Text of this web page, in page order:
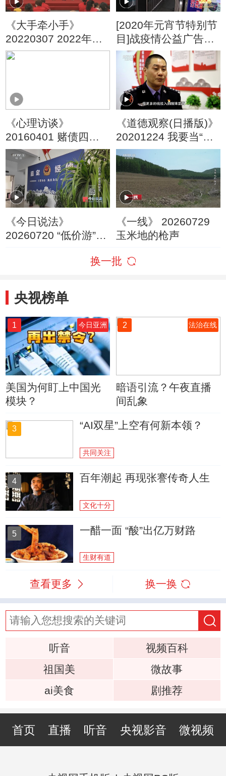
《大手牵小手》
20220307 2022年全
国“爱耳日”特别节目
[2020年元宵节特别节
目]战疫情公益广告
（一）
《心理访谈》
20160401 赌债四百
万
《道德观察(日播版)》
20201224 我要当“赌
王”
《今日说法》
20260720 “低价游”的
《一线》 20260729
玉米地的枪声
换一批
央视榜单
1 今日亚洲
美国为何盯上中国光
模块？
2 法治在线
暗语引流？午夜直播
间乱象
3 “AI双星”上空有何新本领？
共同关注
4 百年潮起 再现张謇传奇人生
文化十分
5 一醋一面 “酸”出亿万财路
生财有道
查看更多 换一换
听音
视频百科
祖国美
微故事
ai美食
剧推荐
首页 直播 听音 央视影音 微视频